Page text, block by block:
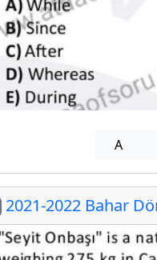
A
2021-2022 Bahar